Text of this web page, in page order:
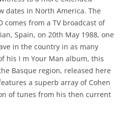
dates in North America. The
comes from a TV broadcast of
Spain, on 20th May 1988, one
in the country in as many
his I m Your Man album, this
Basque region, released here
a superb array of Cohen
of tunes from his then current